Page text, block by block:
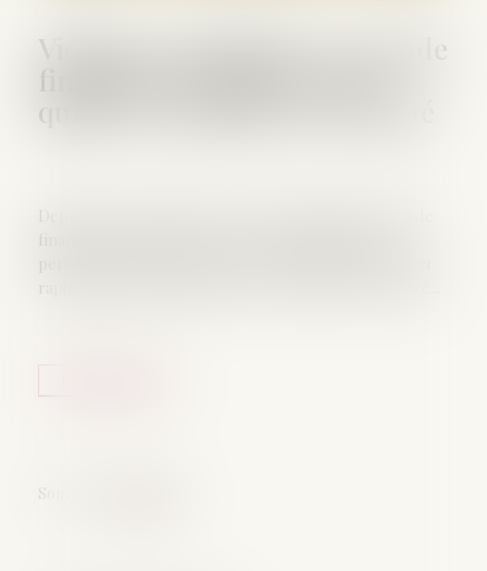
Violences conjugales : une aide
quitter le domicile en sécurité
Source :
Depuis le 1er décembre 2023, la Caf propose une aide
financière d’urgence (AVVC) pour permettre aux